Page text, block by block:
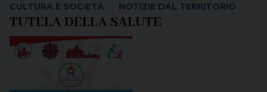
CULTURA E SOCIETÀ
NOTIZIE DAL TERRITORIO
TUTELA DELLA SALUTE